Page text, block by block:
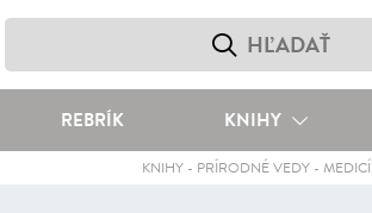
REBRÍK KNIHY
KNIHY - PRÍRODNÉ VEDY -